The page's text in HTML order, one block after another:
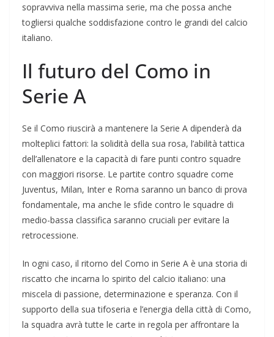
sopravviva nella massima serie, ma che possa anche
togliersi qualche soddisfazione contro le grandi del calcio
italiano.
Il futuro del Como in
Serie A
Se il Como riuscirà a mantenere la Serie A dipenderà da
molteplici fattori: la solidità della sua rosa, l’abilità tattica
dell’allenatore e la capacità di fare punti contro squadre
con maggiori risorse. Le partite contro squadre come
Juventus, Milan, Inter e Roma saranno un banco di prova
fondamentale, ma anche le sfide contro le squadre di
medio-bassa classifica saranno cruciali per evitare la
retrocessione.
In ogni caso, il ritorno del Como in Serie A è una storia di
riscatto che incarna lo spirito del calcio italiano: una
miscela di passione, determinazione e speranza. Con il
supporto della sua tifoseria e l’energia della città di Como,
la squadra avrà tutte le carte in regola per affrontare la